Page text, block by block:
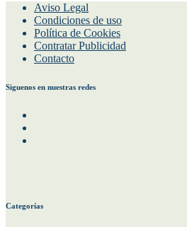
Aviso Legal
Condiciones de uso
Política de Cookies
Contratar Publicidad
Contacto
Siguenos en nuestras redes
Categorías